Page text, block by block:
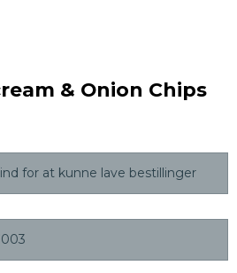
& Onion Chips
for at kunne lave bestillinger